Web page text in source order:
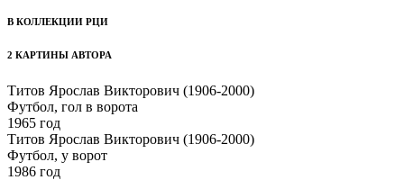
В КОЛЛЕКЦИИ РЦИ
2 КАРТИНЫ АВТОРА
Титов Ярослав Викторович (1906-2000)
Футбол, гол в ворота
1965 год
Титов Ярослав Викторович (1906-2000)
Футбол, у ворот
1986 год